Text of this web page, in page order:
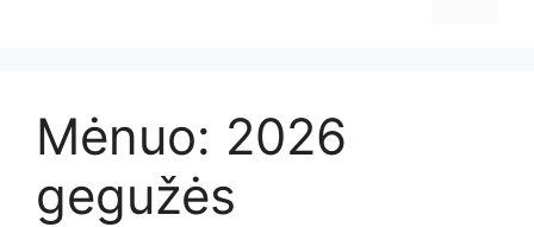
Mėnuo: 2026
gegužės